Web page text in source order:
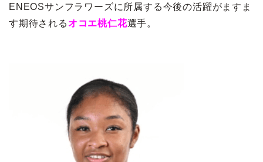
ENEOSサンフラワーズに所属する今後の活躍がますま
す期待される オコエ桃仁花選手。